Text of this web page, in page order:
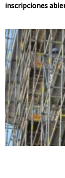
inscripciones